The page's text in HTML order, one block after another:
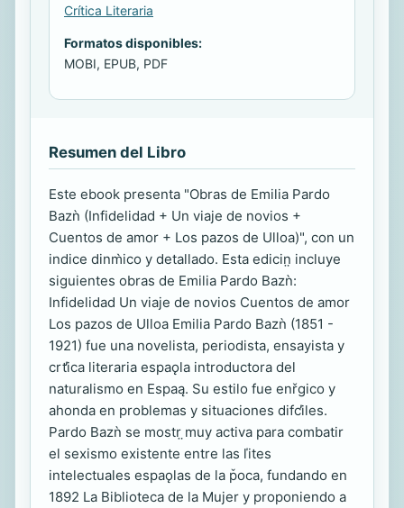
Crítica Literaria
Formatos disponibles:
MOBI, EPUB, PDF
Resumen del Libro
Este ebook presenta "Obras de Emilia Pardo
Bazǹ (Infidelidad + Un viaje de novios +
Cuentos de amor + Los pazos de Ulloa)", con un
indice dinm̀ico y detallado. Esta edicin̤ incluye
siguientes obras de Emilia Pardo Bazǹ:
Infidelidad Un viaje de novios Cuentos de amor
Los pazos de Ulloa Emilia Pardo Bazǹ (1851 -
1921) fue una novelista, periodista, ensayista y
crt̕ica literaria espaǫla introductora del
naturalismo en Espaą. Su estilo fue enřgico y
ahonda en problemas y situaciones difc̕iles.
Pardo Bazǹ se mostr ̤muy activa para combatir
el sexismo existente entre las ľites
intelectuales espaǫlas de la p̌oca, fundando en
1892 La Biblioteca de la Mujer y proponiendo a